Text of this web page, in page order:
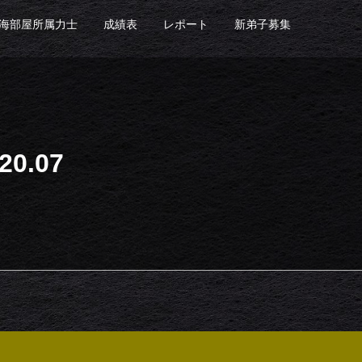
部屋所属力士 成績表 レポート 新弟子募集